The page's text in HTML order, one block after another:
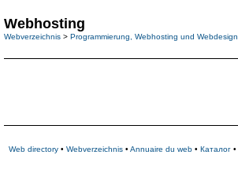
Webhosting
Webverzeichnis > Programmierung, Webhosting und Webdesign
Web directory • Webverzeichnis • Annuaire du web • Каталог •